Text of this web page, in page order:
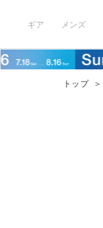
ギア メンズ
トップ ＞